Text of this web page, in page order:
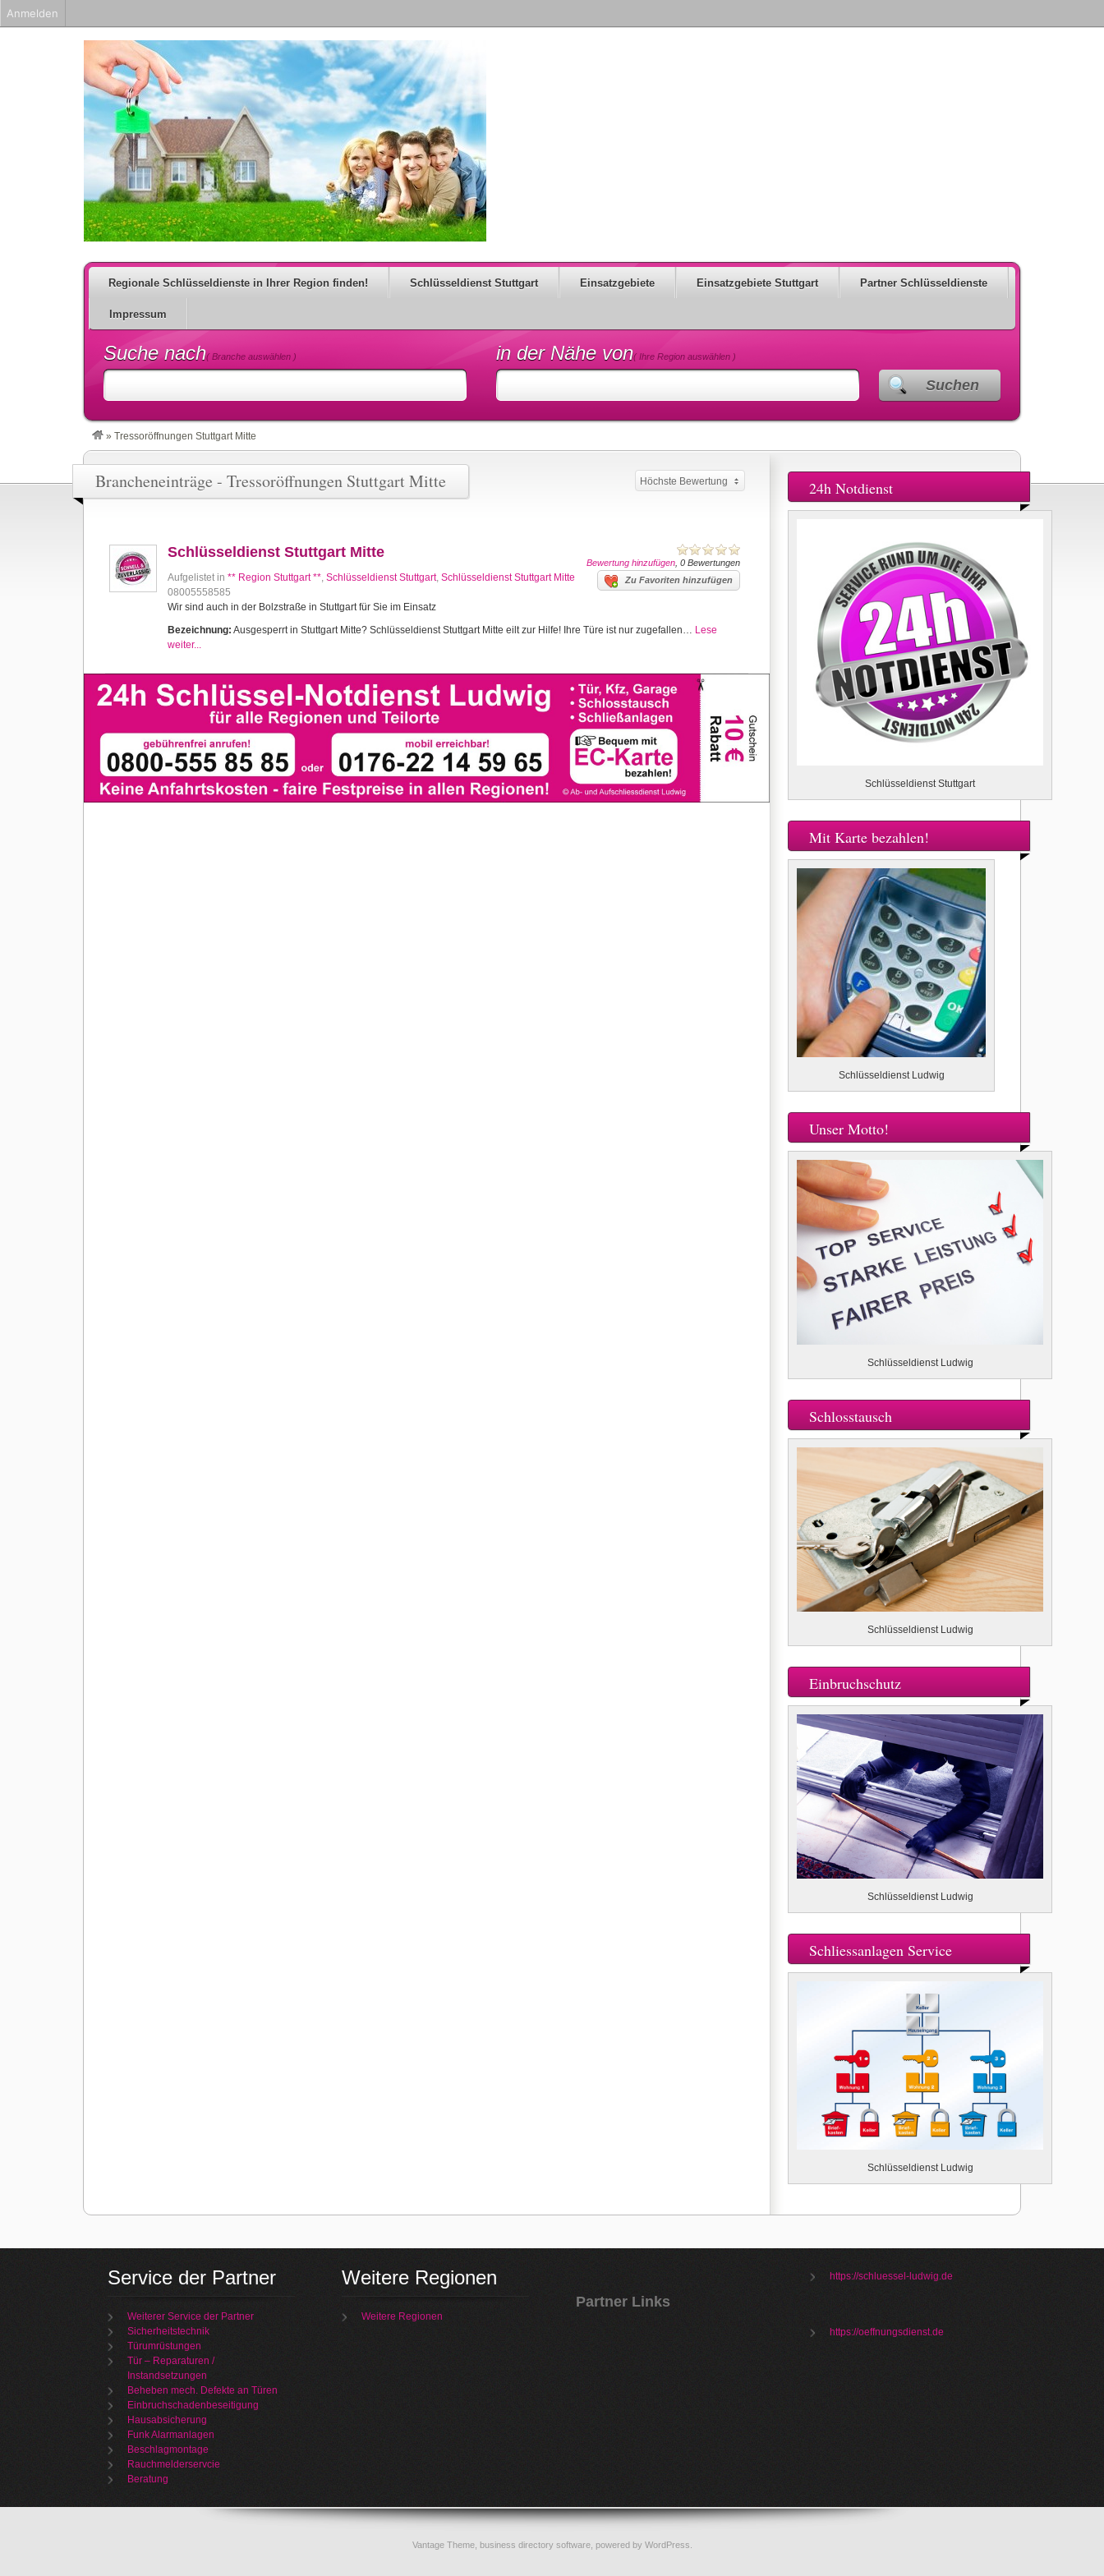
Regionale Schlüsseldienste in Ihrer Region finden! Schlüsseldienst Stuttgart Einsatzgebiete Einsatzgebiete Stuttgart Partner Schlüsseldienste
Impressum
Suche nach( Branche auswählen ) in der Nähe von( Ihre Region auswählen )
Suchen
» Tressoröffnungen Stuttgart Mitte
Brancheneinträge - Tressoröffnungen Stuttgart Mitte Höchste Bewertung
Bewertung hinzufügen , 0 Bewertungen
Schlüsseldienst Stuttgart Mitte
Aufgelistet in ** Region Stuttgart **, Schlüsseldienst Stuttgart, Schlüsseldienst Stuttgart Mitte Zu Favoriten hinzufügen
08005558585
Wir sind auch in der Bolzstraße in Stuttgart für Sie im Einsatz
Bezeichnung: Ausgesperrt in Stuttgart Mitte? Schlüsseldienst Stuttgart Mitte eilt zur Hilfe! Ihre Türe ist nur zugefallen… Lese
weiter...
24h Notdienst
Schlüsseldienst Stuttgart
Mit Karte bezahlen!
Schlüsseldienst Ludwig
Unser Motto!
Schlüsseldienst Ludwig
Schlosstausch
Schlüsseldienst Ludwig
Einbruchschutz
Schlüsseldienst Ludwig
Schliessanlagen Service
Schlüsseldienst Ludwig
Service der Partner
Weiterer Service der Partner
Sicherheitstechnik
Türumrüstungen
Tür – Reparaturen /
Instandsetzungen
Beheben mech. Defekte an Türen
Einbruchschadenbeseitigung
Hausabsicherung
Funk Alarmanlagen
Beschlagmontage
Rauchmelderservcie
Beratung
Weitere Regionen
Weitere Regionen
Partner Links
https://schluessel-ludwig.de
https://oeffnungsdienst.de
Vantage Theme, business directory software, powered by WordPress
Anmelden